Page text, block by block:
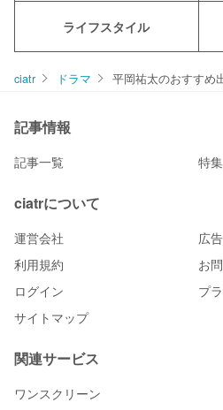
ライフスタイル
ciatr ドラマ 平岡祐太のおすすめ
記事情報
記事一覧 特
ciatrについて
運営会社
広
利用規約
お
ログイン
プ
サイトマップ
関連サービス
ワンスクリーン